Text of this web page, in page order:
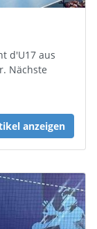
d'U17 aus
Nächste
anzeigen